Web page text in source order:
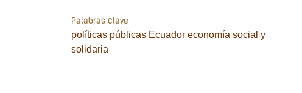
Palabras clave
políticas públicas Ecuador economía social y
solidaria